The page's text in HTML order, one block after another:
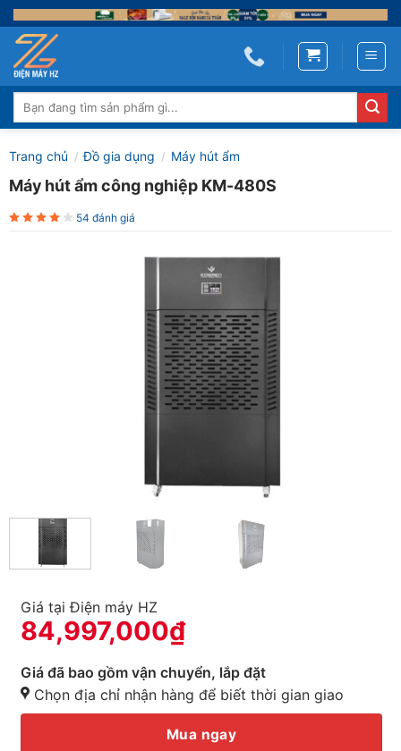
Skip
to
content
Tìm
kiếm:
Trang chủ / Đồ gia dụng / Máy hút ẩm
Máy hút ẩm công nghiệp KM-480S
54 đánh giá
Giá tại Điện máy HZ
84,997,000₫
Giá đã bao gồm vận chuyển, lắp đặt
Chọn địa chỉ nhận hàng để biết thời gian giao
Mua ngay